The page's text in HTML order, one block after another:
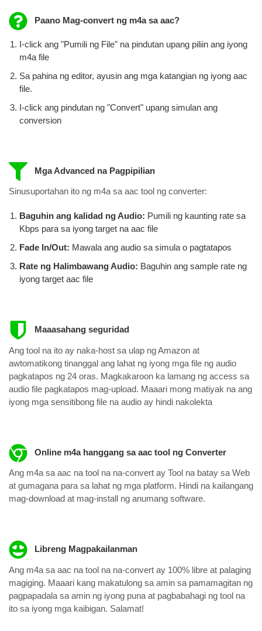
Paano Mag-convert ng m4a sa aac?
I-click ang "Pumili ng File" na pindutan upang piliin ang iyong
m4a file
Sa pahina ng editor, ayusin ang mga katangian ng iyong aac
file.
I-click ang pindutan ng "Convert" upang simulan ang
conversion
Mga Advanced na Pagpipilian
Sinusuportahan ito ng m4a sa aac tool ng converter:
Baguhin ang kalidad ng Audio: Pumili ng kaunting rate sa
Kbps para sa iyong target na aac file
Fade In/Out: Mawala ang audio sa simula o pagtatapos
Rate ng Halimbawang Audio: Baguhin ang sample rate ng
iyong target aac file
Maaasahang seguridad
Ang tool na ito ay naka-host sa ulap ng Amazon at
awtomatikong tinanggal ang lahat ng iyong mga file ng audio
pagkatapos ng 24 oras. Magkakaroon ka lamang ng access sa
audio file pagkatapos mag-upload. Maaari mong matiyak na ang
iyong mga sensitibong file na audio ay hindi nakolekta
Online m4a hanggang sa aac tool ng Converter
Ang m4a sa aac na tool na na-convert ay Tool na batay sa Web
at gumagana para sa lahat ng mga platform. Hindi na kailangang
mag-download at mag-install ng anumang software.
Libreng Magpakailanman
Ang m4a sa aac na tool na na-convert ay 100% libre at palaging
magiging. Maaari kang makatulong sa amin sa pamamagitan ng
pagpapadala sa amin ng iyong puna at pagbabahagi ng tool na
ito sa iyong mga kaibigan. Salamat!